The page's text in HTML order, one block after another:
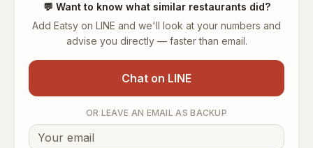
💬 Want to know what similar restaurants did?
Add Eatsy on LINE and we'll look at your numbers and
advise you directly — faster than email.
Chat on LINE
OR LEAVE AN EMAIL AS BACKUP